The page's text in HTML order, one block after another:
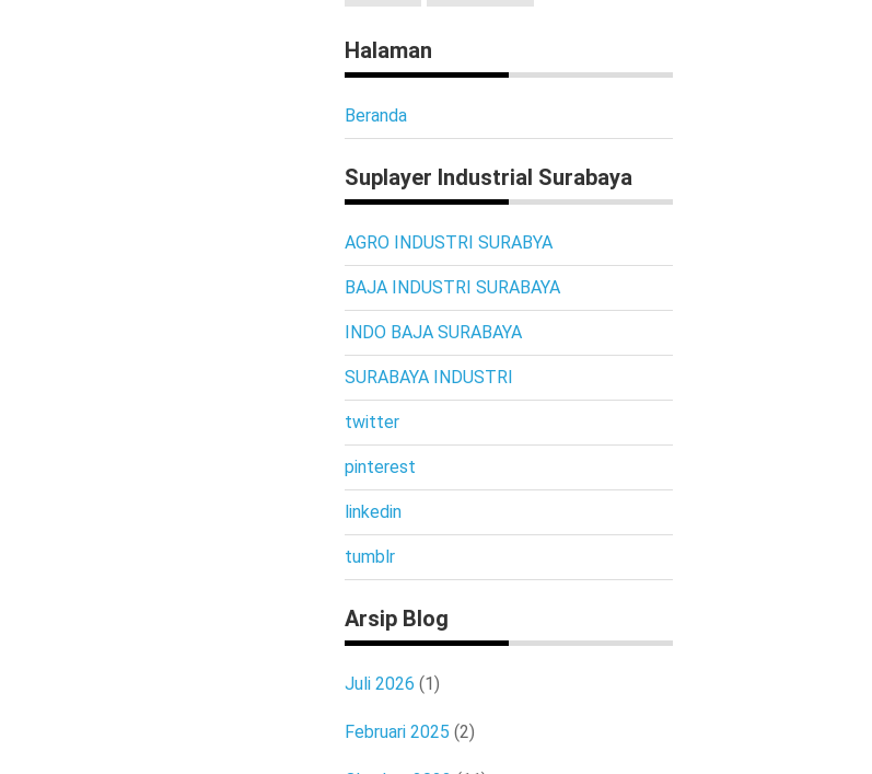
Halaman
Beranda
Suplayer Industrial Surabaya
AGRO INDUSTRI SURABYA
BAJA INDUSTRI SURABAYA
INDO BAJA SURABAYA
SURABAYA INDUSTRI
twitter
pinterest
linkedin
tumblr
Arsip Blog
Juli 2026 (1)
Februari 2025 (2)